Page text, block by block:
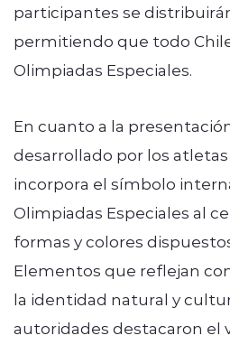
participantes se
permitiendo que todo
Olimpiadas Especiales.
En cuanto a la
desarrollado por los
incorpora el símbolo
Olimpiadas Especiales al
formas y colores
Elementos que reflejan
la identidad natural y
autoridades destacaron el